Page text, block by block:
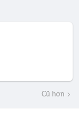
Cũ hơn